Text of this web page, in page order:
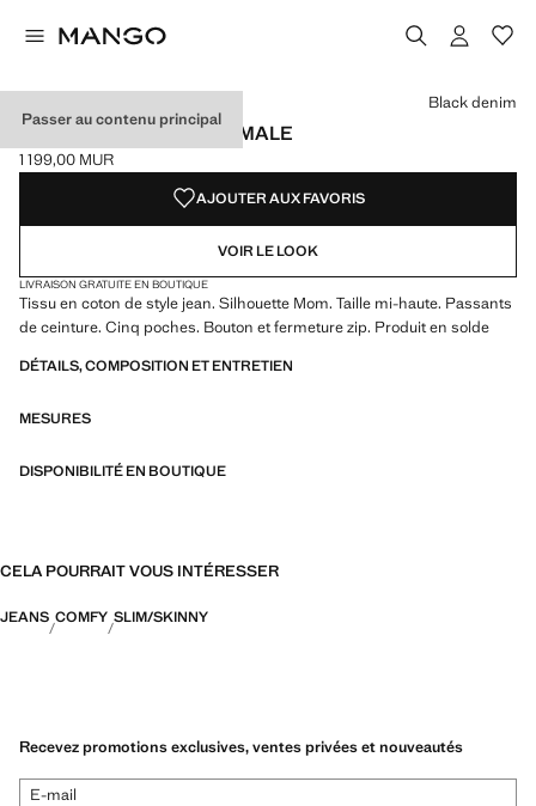
Passer au contenu principal
JEAN SLIM TAILLE NORMALE
Prix actuel [1 199,00 MUR ]
1 199,00 MUR
Choisissez une couleur
Couleur Blanc
Couleur Gris denim
Couleur Black denim sélectionnée
Black denim
AJOUTER AUX FAVORIS
VOIR LE LOOK
LIVRAISON GRATUITE EN BOUTIQUE
Tissu en coton de style jean. Silhouette Mom. Taille mi-haute. Passants
de ceinture. Cinq poches. Bouton et fermeture zip. Produit en solde
DÉTAILS, COMPOSITION ET ENTRETIEN
MESURES
DISPONIBILITÉ EN BOUTIQUE
CELA POURRAIT VOUS INTÉRESSER
JEANS COMFY SLIM/SKINNY
Recevez promotions exclusives, ventes privées et nouveautés
E-mail